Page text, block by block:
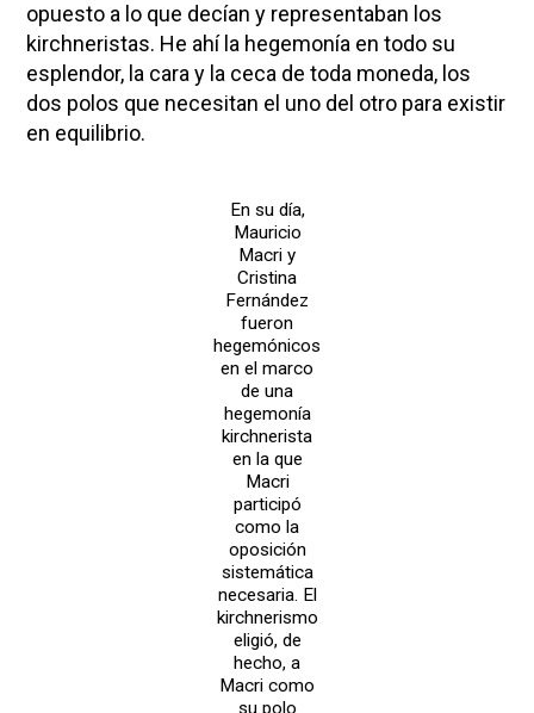
opuesto a lo que decían y representaban los
kirchneristas. He ahí la hegemonía en todo su
esplendor, la cara y la ceca de toda moneda, los
dos polos que necesitan el uno del otro para existir
en equilibrio.
En su día,
Mauricio
Macri y
Cristina
Fernández
fueron
hegemónicos
en el marco
de una
hegemonía
kirchnerista
en la que
Macri
participó
como la
oposición
sistemática
necesaria. El
kirchnerismo
eligió, de
hecho, a
Macri como
su polo